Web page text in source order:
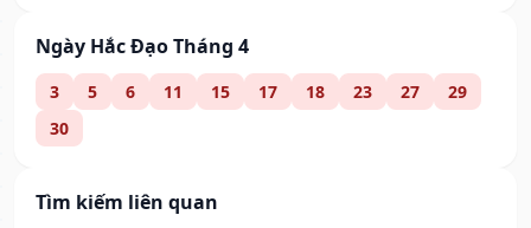
Ngày Hắc Đạo Tháng 4
3 5 6 11 15 17 18 23 27
29
30
Tìm kiếm liên quan